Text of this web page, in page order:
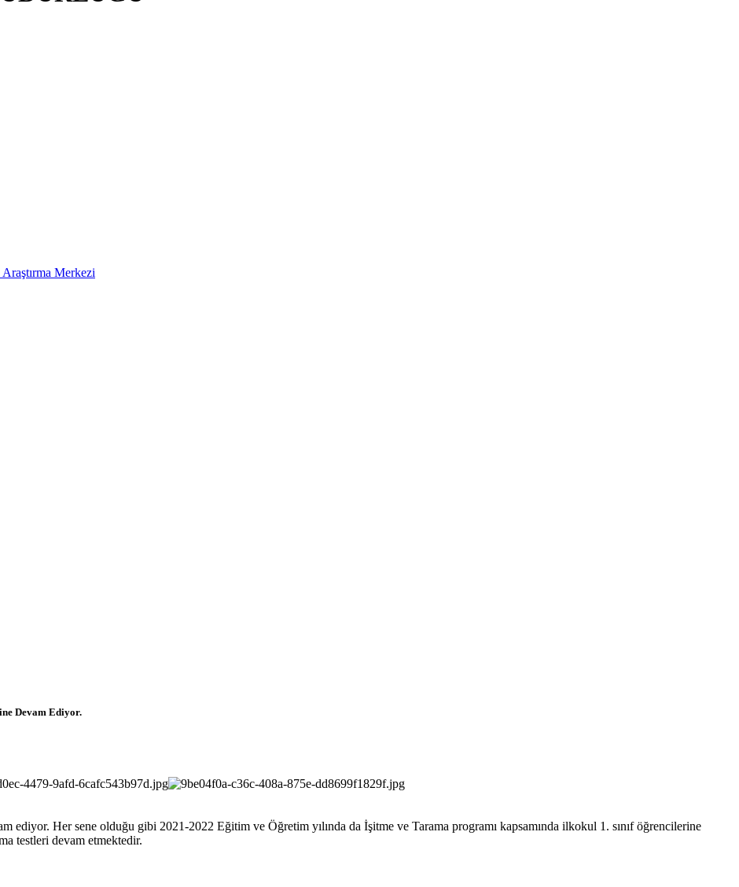
Merkezi
Devam Ediyor.
ediyor. Her sene olduğu gibi 2021-2022 Eğitim ve Öğretim yılında da İşitme ve Tarama programı kapsamında ilkokul 1. sınıf öğrencilerine
testleri devam etmektedir.